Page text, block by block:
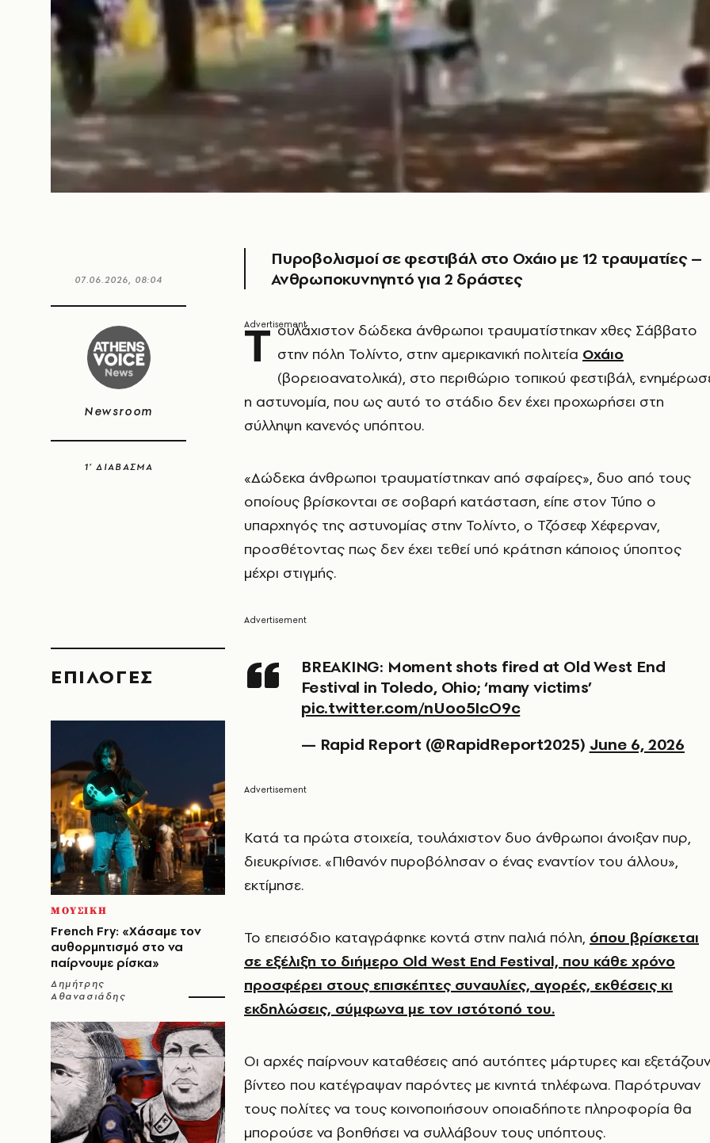
07.06.2026, 08:04
Newsroom
1’ ΔΙΑΒΑΣΜΑ
EΠΙΛΟΓΈΣ
ΜΟΥΣΙΚΗ
French Fry: «Χάσαμε τον
αυθορμητισμό στο να
παίρνουμε ρίσκα»
Δημήτρης
Αθανασιάδης
Πυροβολισμοί σε φεστιβάλ στο Οχάιο με 12 τραυματίες –
Ανθρωποκυνηγητό για 2 δράστες
Τ ουλάχιστον δώδεκα άνθρωποι τραυματίστηκαν χθες Σάββατο
στην πόλη Τολίντο, στην αμερικανική πολιτεία Οχάιο
(βορειοανατολικά), στο περιθώριο τοπικού φεστιβάλ,
η αστυνομία, που ως αυτό το στάδιο δεν έχει προχωρήσει στη
σύλληψη κανενός υπόπτου.
«Δώδεκα άνθρωποι τραυματίστηκαν από σφαίρες», δυο από τους
οποίους βρίσκονται σε σοβαρή κατάσταση, είπε στον Τύπο ο
υπαρχηγός της αστυνομίας στην Τολίντο, ο Τζόσεφ Χέφερναν,
προσθέτοντας πως δεν έχει τεθεί υπό κράτηση κάποιος ύποπτος
μέχρι στιγμής.
BREAKING: Moment shots fired at Old West End
Festival in Toledo, Ohio; ‘many victims’
pic.twitter.com/nUoo5IcO9c
— Rapid Report (@RapidReport2025) June 6, 2026
Κατά τα πρώτα στοιχεία, τουλάχιστον δυο άνθρωποι άνοιξαν πυρ,
διευκρίνισε. «Πιθανόν πυροβόλησαν ο ένας εναντίον του άλλου»,
εκτίμησε.
Το επεισόδιο καταγράφηκε κοντά στην παλιά πόλη, όπου βρίσκεται
σε εξέλιξη το διήμερο Old West End Festival, που κάθε χρόνο
προσφέρει στους επισκέπτες συναυλίες, αγορές, εκθέσεις κι
εκδηλώσεις, σύμφωνα με τον ιστότοπό του.
Οι αρχές παίρνουν καταθέσεις από αυτόπτες μάρτυρες και εξετάζουν
βίντεο που κατέγραψαν παρόντες με κινητά τηλέφωνα. Παρότρυναν
τους πολίτες να τους κοινοποιήσουν οποιαδήποτε πληροφορία θα
μπορούσε να βοηθήσει να συλλάβουν τους υπόπτους.